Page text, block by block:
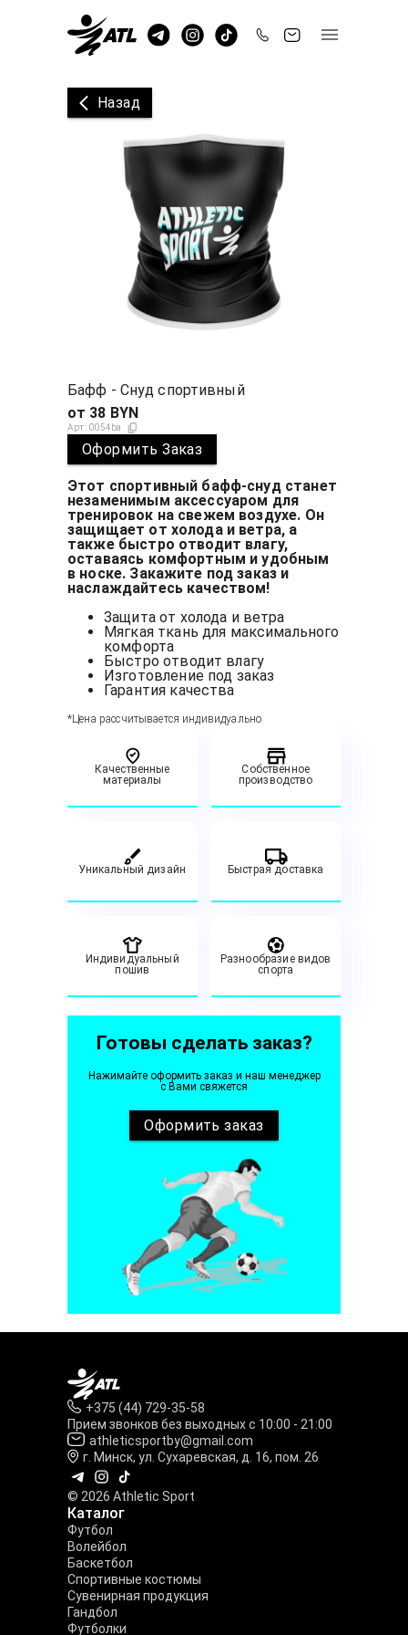
Назад
Бафф - Снуд спортивный
от 38 BYN
Арт: 0054ba
Оформить Заказ
Этот спортивный бафф-снуд станет
незаменимым аксессуаром для
тренировок на свежем воздухе. Он
защищает от холода и ветра, а
также быстро отводит влагу,
оставаясь комфортным и удобным
в носке. Закажите под заказ и
наслаждайтесь качеством!
Защита от холода и ветра
Мягкая ткань для максимального
комфорта
Быстро отводит влагу
Изготовление под заказ
Гарантия качества
*Цена рассчитывается индивидуально
Качественные
материалы
Собственное
производство
Уникальный дизайн Быстрая доставка
Индивидуальный
пошив
Разнообразие видов
спорта
Готовы сделать заказ?
Нажимайте оформить заказ и наш менеджер
с Вами свяжется
Оформить заказ
+375 (44) 729-35-58
Прием звонков без выходных с 10:00 - 21:00
athleticsportby@gmail.com
г. Минск, ул. Сухаревская, д. 16, пом. 26
© 2026 Athletic Sport
Каталог
Футбол
Волейбол
Баскетбол
Спортивные костюмы
Сувенирная продукция
Гандбол
Футболки